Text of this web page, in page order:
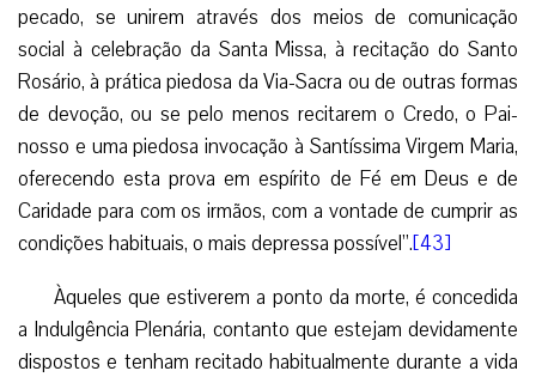
pecado, se unirem através dos meios de comunicação
social à celebração da Santa Missa, à recitação do Santo
Rosário, à prática piedosa da Via-Sacra ou de outras formas
de devoção, ou se pelo menos recitarem o Credo, o Pai-
nosso e uma piedosa invocação à Santíssima Virgem Maria,
oferecendo esta prova em espírito de Fé em Deus e de
Caridade para com os irmãos, com a vontade de cumprir as
condições habituais, o mais depressa possível”.[43]
Àqueles que estiverem a ponto da morte, é concedida
a Indulgência Plenária, contanto que estejam devidamente
dispostos e tenham recitado habitualmente durante a vida